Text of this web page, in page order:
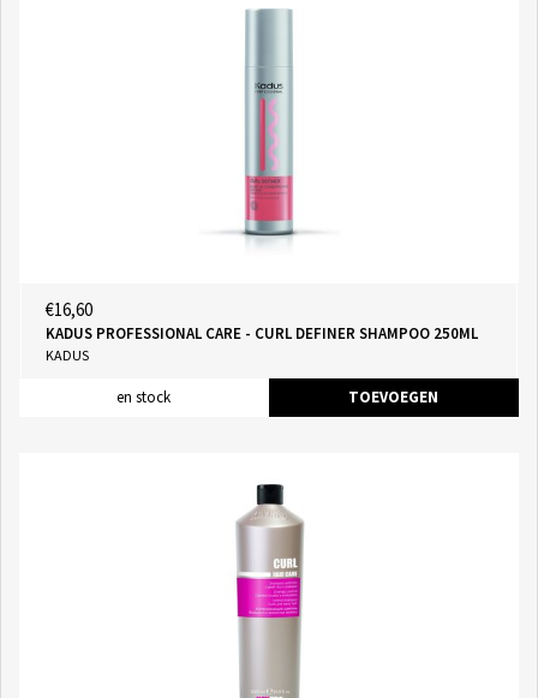
€16,60
KADUS PROFESSIONAL CARE - CURL DEFINER SHAMPOO 250ML
KADUS
en stock TOEVOEGEN